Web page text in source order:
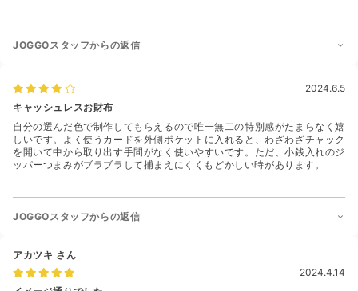
JOGGOスタッフからの返信
2024.6.5
キャッシュレスお財布
自分の選んだ色で制作してもらえるので唯一無二の特別感がたまらなく嬉
しいです。よく使うカードを外側ポケットに入れると、わざわざチャック
を開いて中から取り出す手間がなく使いやすいです。ただ、小銭入れのジ
ッパーつまみがブラブラして捕まえにくくもどかしい時があります。
JOGGOスタッフからの返信
アカツキ さん
2024.4.14